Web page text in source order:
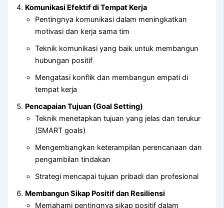
Komunikasi Efektif di Tempat Kerja
Pentingnya komunikasi dalam meningkatkan
motivasi dan kerja sama tim
Teknik komunikasi yang baik untuk membangun
hubungan positif
Mengatasi konflik dan membangun empati di
tempat kerja
Pencapaian Tujuan (Goal Setting)
Teknik menetapkan tujuan yang jelas dan terukur
(SMART goals)
Mengembangkan keterampilan perencanaan dan
pengambilan tindakan
Strategi mencapai tujuan pribadi dan profesional
Membangun Sikap Positif dan Resiliensi
Memahami pentingnya sikap positif dalam